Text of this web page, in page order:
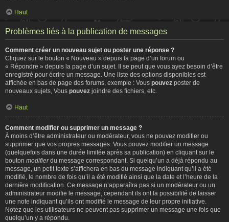
Haut
Problèmes liés à la publication de messages
Comment créer un nouveau sujet ou poster une réponse ?
Cliquez sur le bouton « Nouveau » depuis la page d’un forum ou
« Répondre » depuis la page d’un sujet. Il se peut que vous ayez besoin d’être
enregistré pour écrire un message. Une liste des options disponibles est
affichée en bas de page des forums, exemple : Vous pouvez poster de
nouveaux sujets, Vous pouvez joindre des fichiers, etc.
Haut
Comment modifier ou supprimer un message ?
À moins d’être administrateur ou modérateur, vous ne pouvez modifier ou
supprimer que vos propres messages. Vous pouvez modifier un message
(quelquefois dans une durée limitée après sa publication) en cliquant sur le
bouton modifierdu message correspondant. Si quelqu’un a déjà répondu au
message, un petit texte s’affichera en bas du message indiquant qu’il a été
modifié, le nombre de fois qu’il a été modifié ainsi que la date et l’heure de la
dernière modification. Ce message n’apparaîtra pas si un modérateur ou un
administrateur modifie le message, cependant ils ont la possibilité de laisser
une note indiquant qu’ils ont modifié le message de leur propre initiative.
Notez que les utilisateurs ne peuvent pas supprimer un message une fois que
quelqu’un y a répondu.